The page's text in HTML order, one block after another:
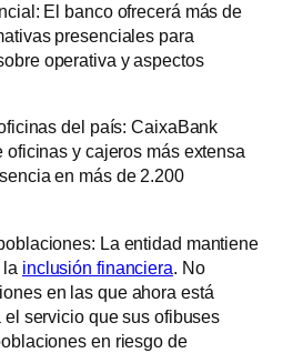
El banco ofrecerá más de
presenciales para
operativa y aspectos
del país: CaixaBank
oficinas y cajeros más extensa
en más de 2.200
La entidad mantiene
inclusión financiera . No
en las que ahora está
servicio que sus ofibuses
en riesgo de